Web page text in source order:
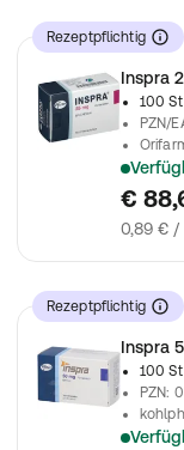
Rezeptpflichtig
Inspra
100 St
PZN/
€
0,89 € /
Rezeptpflichtig
Inspra
100 St
PZN: